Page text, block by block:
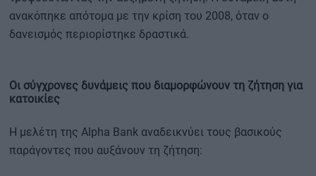
ανακόπηκε απότομα με την κρίση του 2008, όταν ο
δανεισμός περιορίστηκε δραστικά.
Οι σύγχρονες δυνάμεις που διαμορφώνουν τη ζήτηση για
κατοικίες
Η μελέτη της Alpha Bank αναδεικνύει τους βασικούς
παράγοντες που αυξάνουν τη ζήτηση: